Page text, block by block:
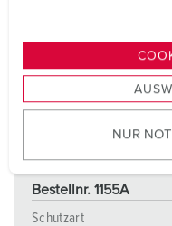
s
u
w
NUR
Bestellnr. 1155A
Schutzart